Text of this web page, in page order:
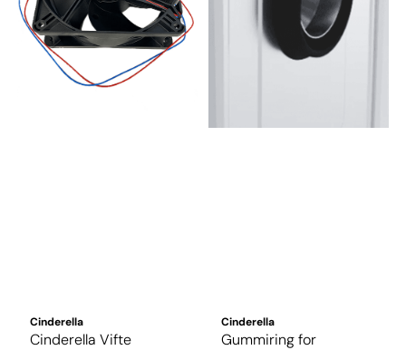
Cinderella
Cinderella Vifte
Cinderella
Gummiring for